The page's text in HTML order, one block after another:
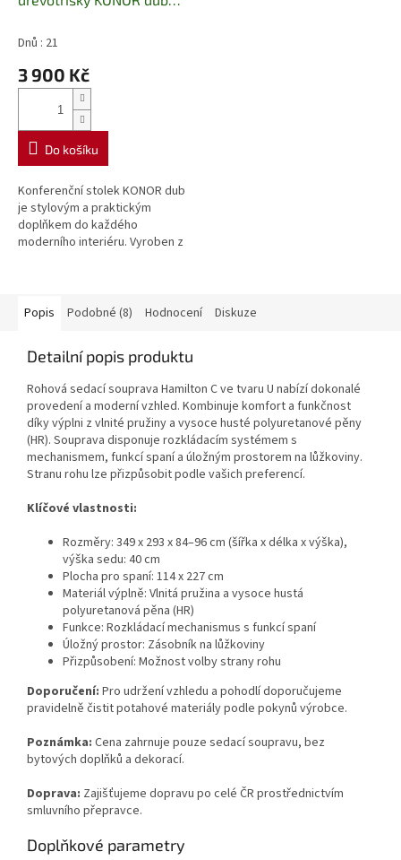
Dnů : 21
3 900 Kč
Do košíku
Konferenční stolek KONOR dub
je stylovým a praktickým
doplňkem do každého
moderního interiéru. Vyroben z
Popis
Podobné (8) Hodnocení Diskuze
Detailní popis produktu
Rohová sedací souprava Hamilton C ve tvaru U nabízí dokonalé
provedení a moderní vzhled. Kombinuje komfort a funkčnost
díky výplni z vlnité pružiny a vysoce husté polyuretanové pěny
(HR). Souprava disponuje rozkládacím systémem s
mechanismem, funkcí spaní a úložným prostorem na lůžkoviny.
Stranu rohu lze přizpůsobit podle vašich preferencí.
Klíčové vlastnosti:
Rozměry: 349 x 293 x 84–96 cm (šířka x délka x výška),
výška sedu: 40 cm
Plocha pro spaní: 114 x 227 cm
Materiál výplně: Vlnitá pružina a vysoce hustá
polyuretanová pěna (HR)
Funkce: Rozkládací mechanismus s funkcí spaní
Úložný prostor: Zásobník na lůžkoviny
Přizpůsobení: Možnost volby strany rohu
Doporučení: Pro udržení vzhledu a pohodlí doporučujeme
pravidelně čistit potahové materiály podle pokynů výrobce.
Poznámka: Cena zahrnuje pouze sedací soupravu, bez
bytových doplňků a dekorací.
Doprava: Zajišťujeme dopravu po celé ČR prostřednictvím
smluvního přepravce.
Doplňkové parametry